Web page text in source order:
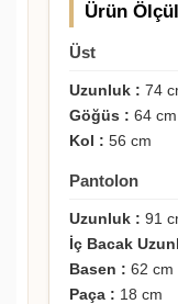
Ürün
Üst
Uzunluk : 74
Göğüs : 64 cm
Kol : 56 cm
Pantolon
Uzunluk : 91
İç Bacak
Basen : 62 cm
Paça : 18 cm